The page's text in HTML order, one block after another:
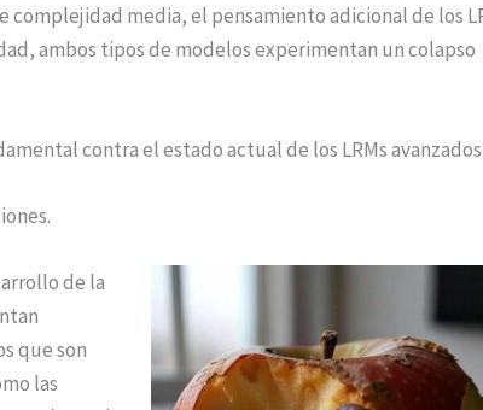
complejidad media, el pensamiento adicional de los
ambos tipos de modelos experimentan un colapso
contra el estado actual de los LRMs
de la
que son
las